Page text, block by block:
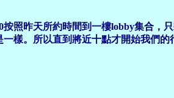
照昨天所約時間到一樓lobby集合，
一樣。所以直到將近十點才開始我們的